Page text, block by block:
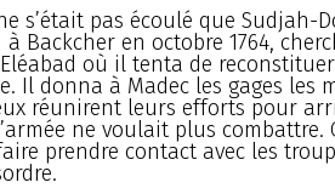
s’était pas écoulé que Sudjah-
Backcher en octobre 1764,
où il tenta de
Il donna à Madec les gages les
réunirent leurs efforts pour
ne voulait plus combattre.
prendre contact avec les